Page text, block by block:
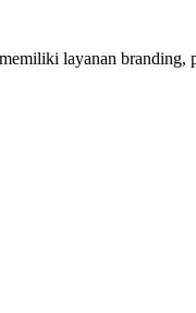
layanan branding,